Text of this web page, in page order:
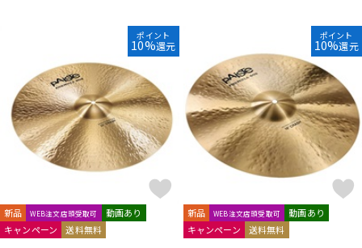
配信/ライブ機器
中古 ヴィンテージ
ポイント
10%還元
新品 WEB注文店頭受取可
動画あり
キャンペーン
送料無料
ポイント
10%還元
新品 WEB注文店頭受取可
動画あり
キャンペーン
送料無料